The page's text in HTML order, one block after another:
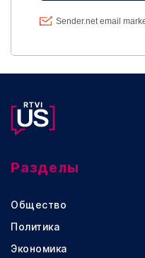
Разделы
Общество
Политика
Экономика